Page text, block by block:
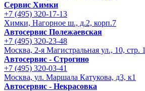
Сервис Химки
+7 (495) 320-17-13
Химки, Нагорное ш., д.2, корп.7
Автосервис Полежаевская
+7 (495) 320-23-48
Москва, 2-я Магистральная ул., 10, стр. 1
Автосервис - Строгино
+7 (495) 320-03-41
Москва, ул. Маршала Катукова, д3, к1
Автосервис - Некрасовка